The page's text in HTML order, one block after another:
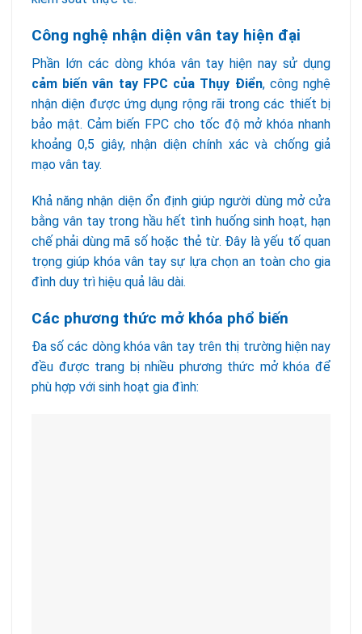
Công nghệ nhận diện vân tay hiện đại
Phần lớn các dòng khóa vân tay hiện nay sử dụng
cảm biến vân tay FPC của Thụy Điển, công nghệ
nhận diện được ứng dụng rộng rãi trong các thiết bị
bảo mật. Cảm biến FPC cho tốc độ mở khóa nhanh
khoảng 0,5 giây, nhận diện chính xác và chống giả
mạo vân tay.
Khả năng nhận diện ổn định giúp người dùng mở cửa
bằng vân tay trong hầu hết tình huống sinh hoạt, hạn
chế phải dùng mã số hoặc thẻ từ. Đây là yếu tố quan
trọng giúp khóa vân tay sự lựa chọn an toàn cho gia
đình duy trì hiệu quả lâu dài.
Các phương thức mở khóa phổ biến
Đa số các dòng khóa vân tay trên thị trường hiện nay
đều được trang bị nhiều phương thức mở khóa để
phù hợp với sinh hoạt gia đình: